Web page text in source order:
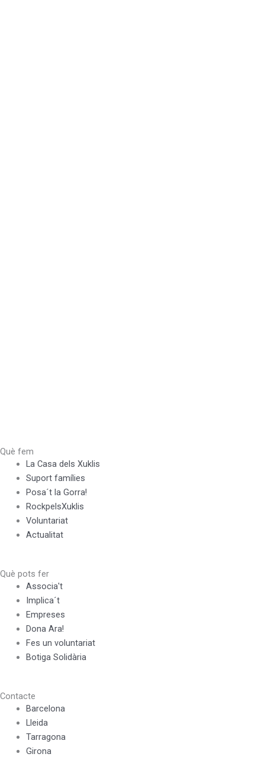
Què fem
La Casa dels Xuklis
Suport famílies
Posa´t la Gorra!
RockpelsXuklis
Voluntariat
Actualitat
Què pots fer
Associa't
Implica´t
Empreses
Dona Ara!
Fes un voluntariat
Botiga Solidària
Contacte
Barcelona
Lleida
Tarragona
Girona